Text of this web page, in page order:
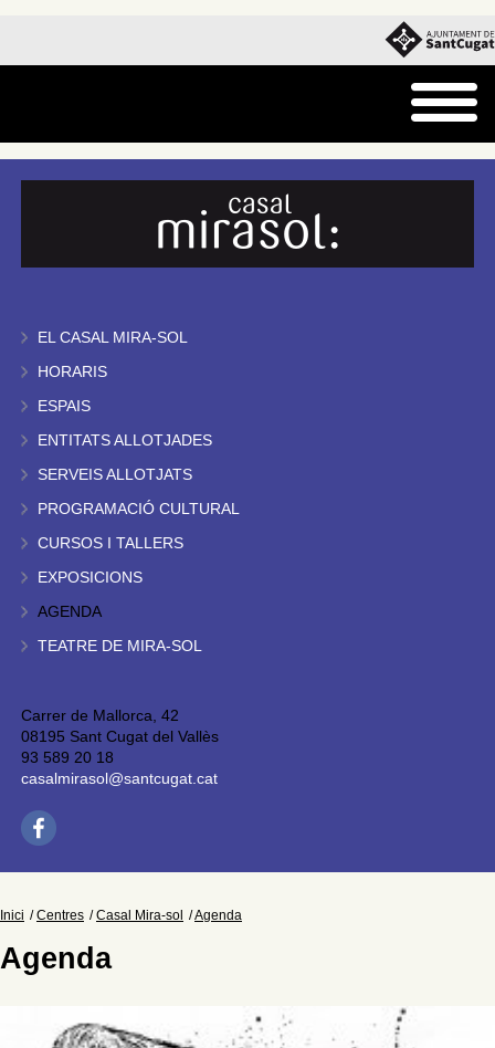
EL CASAL MIRA-SOL
HORARIS
ESPAIS
ENTITATS ALLOTJADES
SERVEIS ALLOTJATS
PROGRAMACIÓ CULTURAL
CURSOS I TALLERS
EXPOSICIONS
AGENDA
TEATRE DE MIRA-SOL
Carrer de Mallorca, 42
08195 Sant Cugat del Vallès
93 589 20 18
casalmirasol@santcugat.cat
Inici Centres Casal Mira-sol Agenda
Agenda